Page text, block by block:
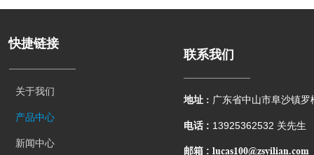
快捷链接
关于我们
产品中心
新闻中心
地址 : 广东省中山市阜沙镇罗
电话 : 13925362532 关先生
邮箱 : lucas100@zsyilian.com
联系我们